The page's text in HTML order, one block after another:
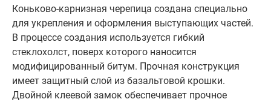
Коньково-карнизная черепица создана специально
для укрепления и оформления выступающих частей.
В процессе создания используется гибкий
стеклохолст, поверх которого наносится
модифицированный битум. Прочная конструкция
имеет защитный слой из базальтовой крошки.
Двойной клеевой замок обеспечивает прочное